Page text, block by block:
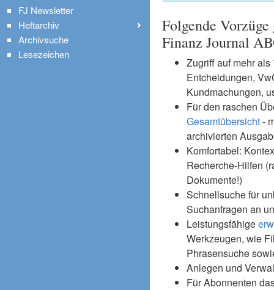
Folgende
Finanz Journal
Zugriff auf mehr
Entcheidungen,
Kundmachungen,
Für den raschen
Gesamtübersicht-
archivierten
Komfortabel:
Recherche-Hilfen
Dokumente!)
Schnellsuche für
Suchanfragen an
Leistungsfähige
Werkzeugen, wie
Phrasensuche
Anlegen und
Für Abonnenten
FJ Newsletter
Heftarchiv
Archivsuche
Lesezeichen